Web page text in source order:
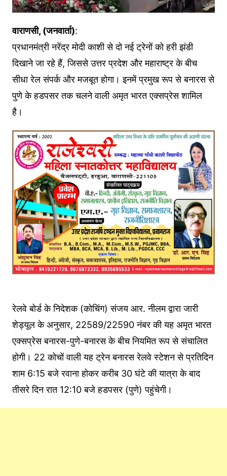
वाराणसी, (जनवार्ता):
प्रधानमंत्री नरेंद्र मोदी काशी से दो नई ट्रेनों को हरी झंडी
दिखाने जा रहे हैं, जिससे उत्तर प्रदेश और महाराष्ट्र के बीच
सीधा रेल संपर्क और मजबूत होगा। इनमें प्रमुख रूप से बनारस से
पुणे के हडपसर तक चलने वाली अमृत भारत एक्सप्रेस शामिल
है।
रेलवे बोर्ड के निदेशक (कोचिंग) संजय आर. नीलम द्वारा जारी
शेड्यूल के अनुसार, 22589/22590 नंबर की यह अमृत भारत
एक्सप्रेस बनारस-पुणे-बनारस के बीच नियमित रूप से संचालित
होगी। 22 कोचों वाली यह ट्रेन बनारस रेलवे स्टेशन से प्रतिदिन
शाम 6:15 बजे रवाना होकर करीब 30 घंटे की यात्रा के बाद
तीसरे दिन रात 12:10 बजे हडपसर (पुणे) पहुंचेगी।